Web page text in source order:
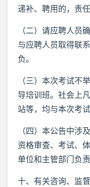
递补、聘用的，责
（二）请应聘人员
与应聘人员取得联
负。
（三）本次考试不
导培训班。社会上
站等，均与本次考试
（四）本公告中涉
资格审查、考试、
单位和主管部门负责
十、有关咨询、监